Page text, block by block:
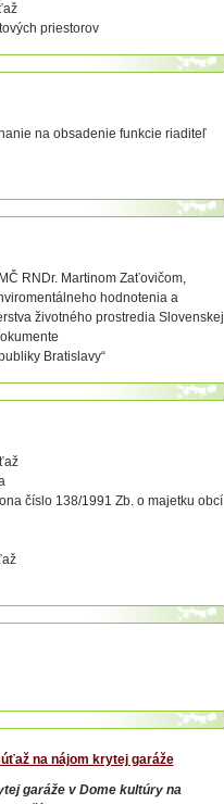
priestorov
na obsadenie funkcie riaditeľ
RNDr. Martinom Zaťovičom,
hodnotenia a
životného prostredia Slovenskej
Bratislavy“
číslo 138/1991 Zb. o majetku obcí
na nájom krytej garáže
garáže v Dome kultúry na